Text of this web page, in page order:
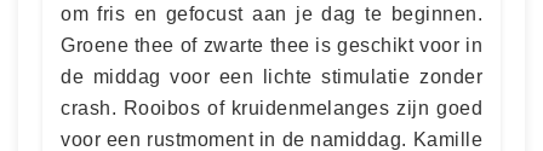
om fris en gefocust aan je dag te beginnen.
Groene thee of zwarte thee is geschikt voor in
de middag voor een lichte stimulatie zonder
crash. Rooibos of kruidenmelanges zijn goed
voor een rustmoment in de namiddag. Kamille